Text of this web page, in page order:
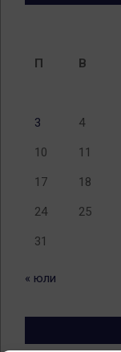
П
В
3 4
10 11
17 18
24 25
31
« юли